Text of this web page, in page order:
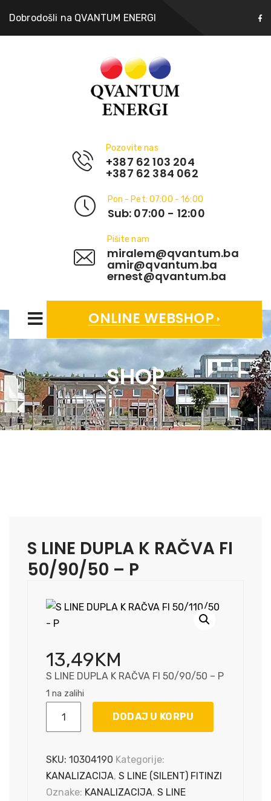
Dobrodošli na QVANTUM ENERGI
Pozovite nas
+387 62 103 204
+387 62 384 062
Pon - Pet: 07:00 - 16:00
Sub: 07:00 - 12:00
Pišite nam
miralem@qvantum.ba
amir@qvantum.ba
ernest@qvantum.ba
ONLINE WEBSHOP
SHOP
S LINE DUPLA K RAČVA FI
50/90/50 – P
13,49KM
S LINE DUPLA K RAČVA FI 50/90/50 – P
1 na zalihi
K
RAČVA
FI
DODAJ U KORPU
SKU: 10304190 Kategorije:
KANALIZACIJA, S LINE (SILENT) FITINZI
Oznake: KANALIZACIJA, S LINE